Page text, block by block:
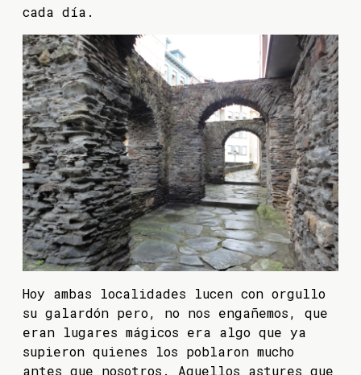
cada día.
Hoy ambas localidades lucen con orgullo
su galardón pero, no nos engañemos, que
eran lugares mágicos era algo que ya
supieron quienes los poblaron mucho
antes que nosotros. Aquellos astures que